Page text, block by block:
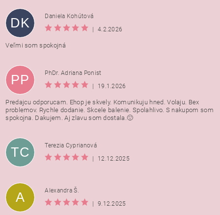
DK
Daniela Kohútová
|
4.2.2026
Veľmi som spokojná
PP
PhDr. Adriana Ponist
|
19.1.2026
Predajcu odporucam. Ehop je skvely. Komunikuju hned. Volaju. Bex
problemov. Rychle dodanie. Skcele balenie. Spolahlivo. S nakupom som
spokojna. Dakujem. Aj zlavu som dostala.🙂
TC
Terezia Cyprianová
|
12.12.2025
A
Alexandra Š.
|
9.12.2025